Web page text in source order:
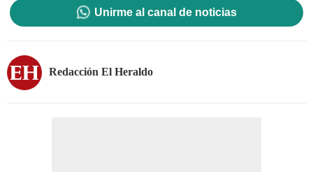
Unirme al canal de noticias
Redacción El Heraldo